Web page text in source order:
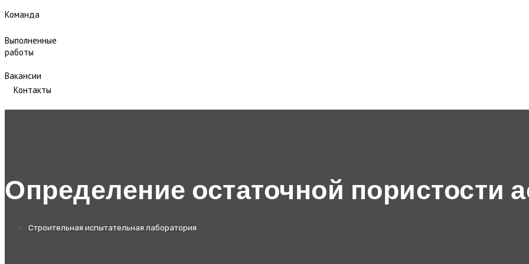
Команда
Выполненные
работы
Вакансии
Контакты
Определение остаточной пористости
Строительная испытательная лаборатория